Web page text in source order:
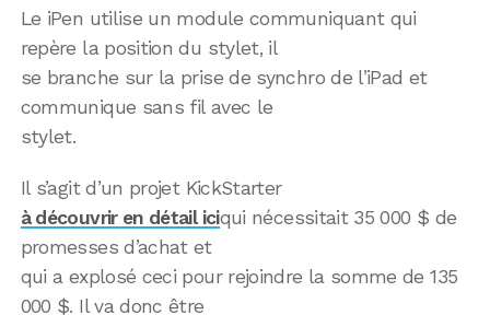
Le iPen utilise un module communiquant qui
repère la position du stylet, il
se branche sur la prise de synchro de l’iPad et
communique sans fil avec le
stylet.
Il s’agit d’un projet KickStarter
à découvrir en détail iciqui nécessitait 35 000 $ de
promesses d’achat et
qui a explosé ceci pour rejoindre la somme de 135
000 $. Il va donc être